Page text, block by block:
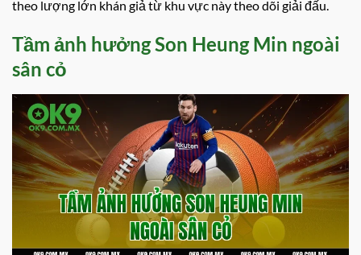
theo lượng lớn khán giả từ khu vực này theo dõi giải đấu.
Tầm ảnh hưởng Son Heung Min ngoài
sân cỏ